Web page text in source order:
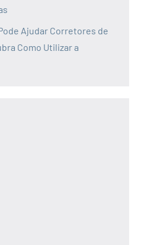
Ajudar Corretores de
Como Utilizar a